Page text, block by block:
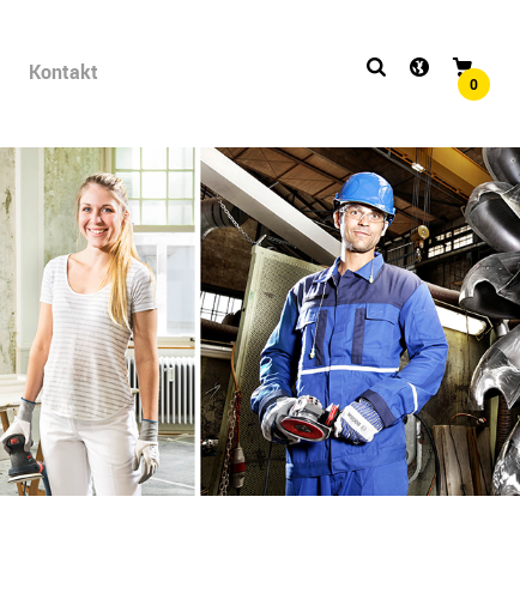
Kontakt 0